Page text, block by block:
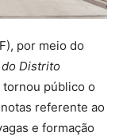
por meio do
Distrito
tornou público o
referente ao
e formação